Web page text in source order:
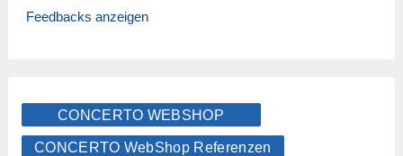
Feedbacks anzeigen
CONCERTO WEBSHOP
CONCERTO WebShop Referenzen